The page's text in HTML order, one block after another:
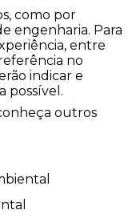
como por
engenharia. Para
entre
no
indicar e
possível.
outros